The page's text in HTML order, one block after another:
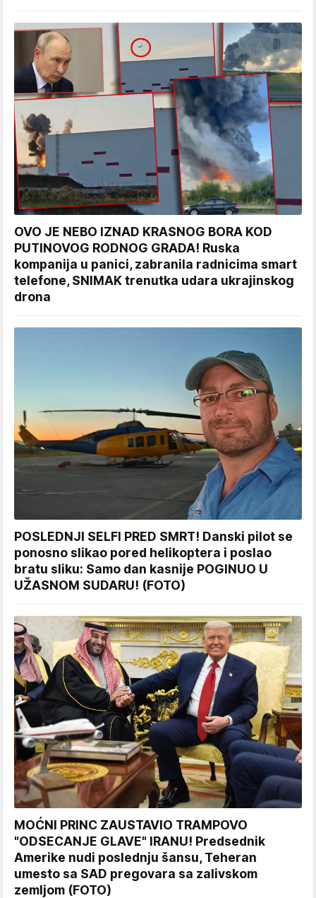
OVO JE NEBO IZNAD KRASNOG BORA KOD
PUTINOVOG RODNOG GRADA! Ruska
kompanija u panici, zabranila radnicima smart
telefone, SNIMAK trenutka udara ukrajinskog
drona
POSLEDNJI SELFI PRED SMRT! Danski pilot se
ponosno slikao pored helikoptera i poslao
bratu sliku: Samo dan kasnije POGINUO U
UŽASNOM SUDARU! (FOTO)
MOĆNI PRINC ZAUSTAVIO TRAMPOVO
"ODSECANJE GLAVE" IRANU! Predsednik
Amerike nudi poslednju šansu, Teheran
umesto sa SAD pregovara sa zalivskom
zemljom (FOTO)